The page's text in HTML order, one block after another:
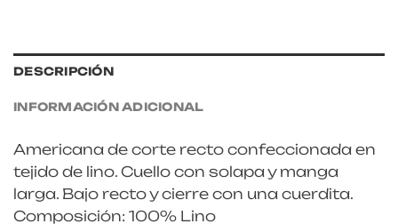
DESCRIPCIÓN
INFORMACIÓN ADICIONAL
Americana de corte recto confeccionada en
tejido de lino. Cuello con solapa y manga
larga. Bajo recto y cierre con una cuerdita.
Composición: 100% Lino